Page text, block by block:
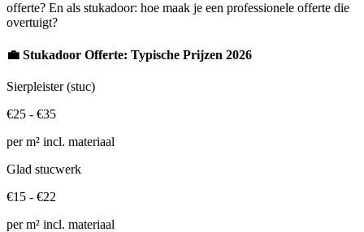
offerte? En als stukadoor: hoe maak je een professionele offerte die
overtuigt?
💼 Stukadoor Offerte: Typische Prijzen 2026
Sierpleister (stuc)
€25 - €35
per m² incl. materiaal
Glad stucwerk
€15 - €22
per m² incl. materiaal